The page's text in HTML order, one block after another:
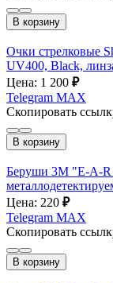
В корзину
Очки стрелковые
UV400, Black,
Цена: 1 200 ₽
Telegram MAX
Скопировать
В корзину
Беруши 3M "E-A-R
Цена: 220 ₽
Telegram MAX
Скопировать
В корзину